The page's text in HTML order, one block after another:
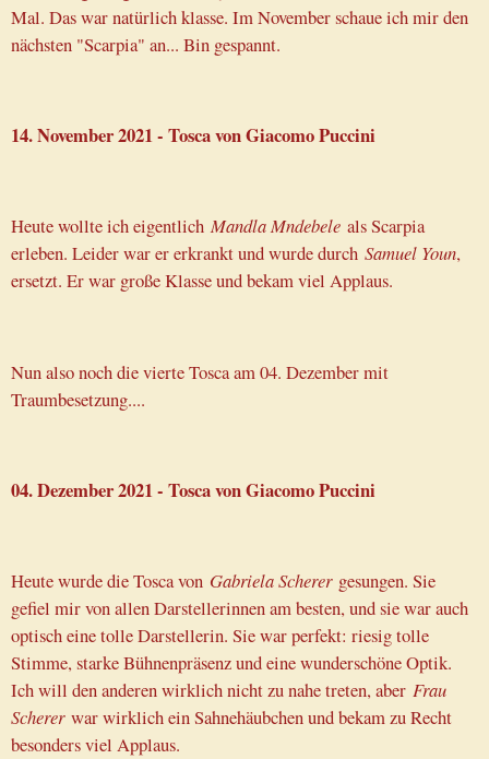
Mal. Das war natürlich klasse. Im November schaue ich mir den
nächsten "Scarpia" an... Bin gespannt.
14. November 2021 - Tosca von Giacomo Puccini
Heute wollte ich eigentlich Mandla Mndebele als Scarpia
erleben. Leider war er erkrankt und wurde durch Samuel Youn,
ersetzt. Er war große Klasse und bekam viel Applaus.
Nun also noch die vierte Tosca am 04. Dezember mit
Traumbesetzung....
04. Dezember 2021 - Tosca von Giacomo Puccini
Heute wurde die Tosca von Gabriela Scherergesungen. Sie
gefiel mir von allen Darstellerinnen am besten, und sie war auch
optisch eine tolle Darstellerin. Sie war perfekt: riesig tolle
Stimme, starke Bühnenpräsenz und eine wunderschöne Optik.
Ich will den anderen wirklich nicht zu nahe treten, aber Frau
Scherer war wirklich ein Sahnehäubchen und bekam zu Recht
besonders viel Applaus.